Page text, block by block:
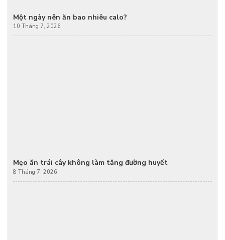
Một ngày nên ăn bao nhiêu calo?
10 Tháng 7, 2026
Mẹo ăn trái cây không làm tăng đường huyết
8 Tháng 7, 2026